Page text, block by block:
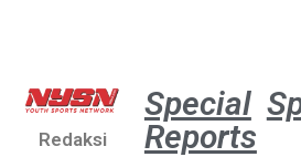
Redaksi
Special
Reports